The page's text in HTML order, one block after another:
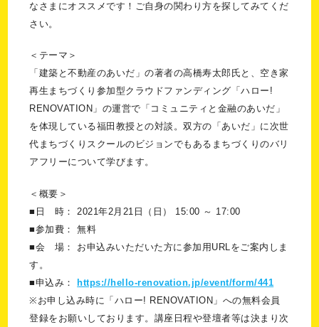
なさまにオススメです！ご自身の関わり方を探してみてくだ
さい。
＜テーマ＞
「建築と不動産のあいだ」の著者の高橋寿太郎氏と、空き家
再生まちづくり参加型クラウドファンディング「ハロー!
RENOVATION」の運営で「コミュニティと金融のあいだ」
を体現している福田教授との対談。双方の「あいだ」に次世
代まちづくりスクールのビジョンでもあるまちづくりのバリ
アフリーについて学びます。
＜概要＞
■日 時： 2021年2月21日（日） 15:00 ～ 17:00
■参加費： 無料
■会 場： お申込みいただいた方に参加用URLをご案内しま
す。
■申込み： https://hello-renovation.jp/event/form/441
※お申し込み時に「ハロー! RENOVATION」への無料会員
登録をお願いしております。講座日程や登壇者等は決まり次